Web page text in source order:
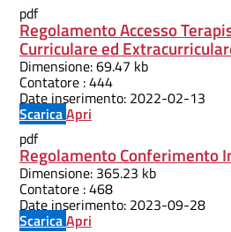
pdf
Regolamento Accesso
Curriculare ed
Dimensione:69.47 kb
Contatore :444
Date inserimento: 2022-02-13
ScaricaApri
pdf
Regolamento Conferimento
Dimensione: 365.23 kb
Contatore :468
Date inserimento: 2023-09-28
ScaricaApri